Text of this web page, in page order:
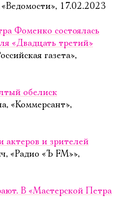
17.02.2023
Фоменко состоялась
«Двадцать третий»
газета»,
обелиск
«Коммерсант»,
и зрителей
«Радио «Ъ FM»»,
В «Мастерской Петра